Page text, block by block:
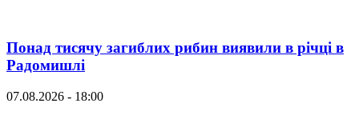
Понад тисячу загиблих рибин виявили в річці в
Радомишлі
07.08.2026 - 18:00